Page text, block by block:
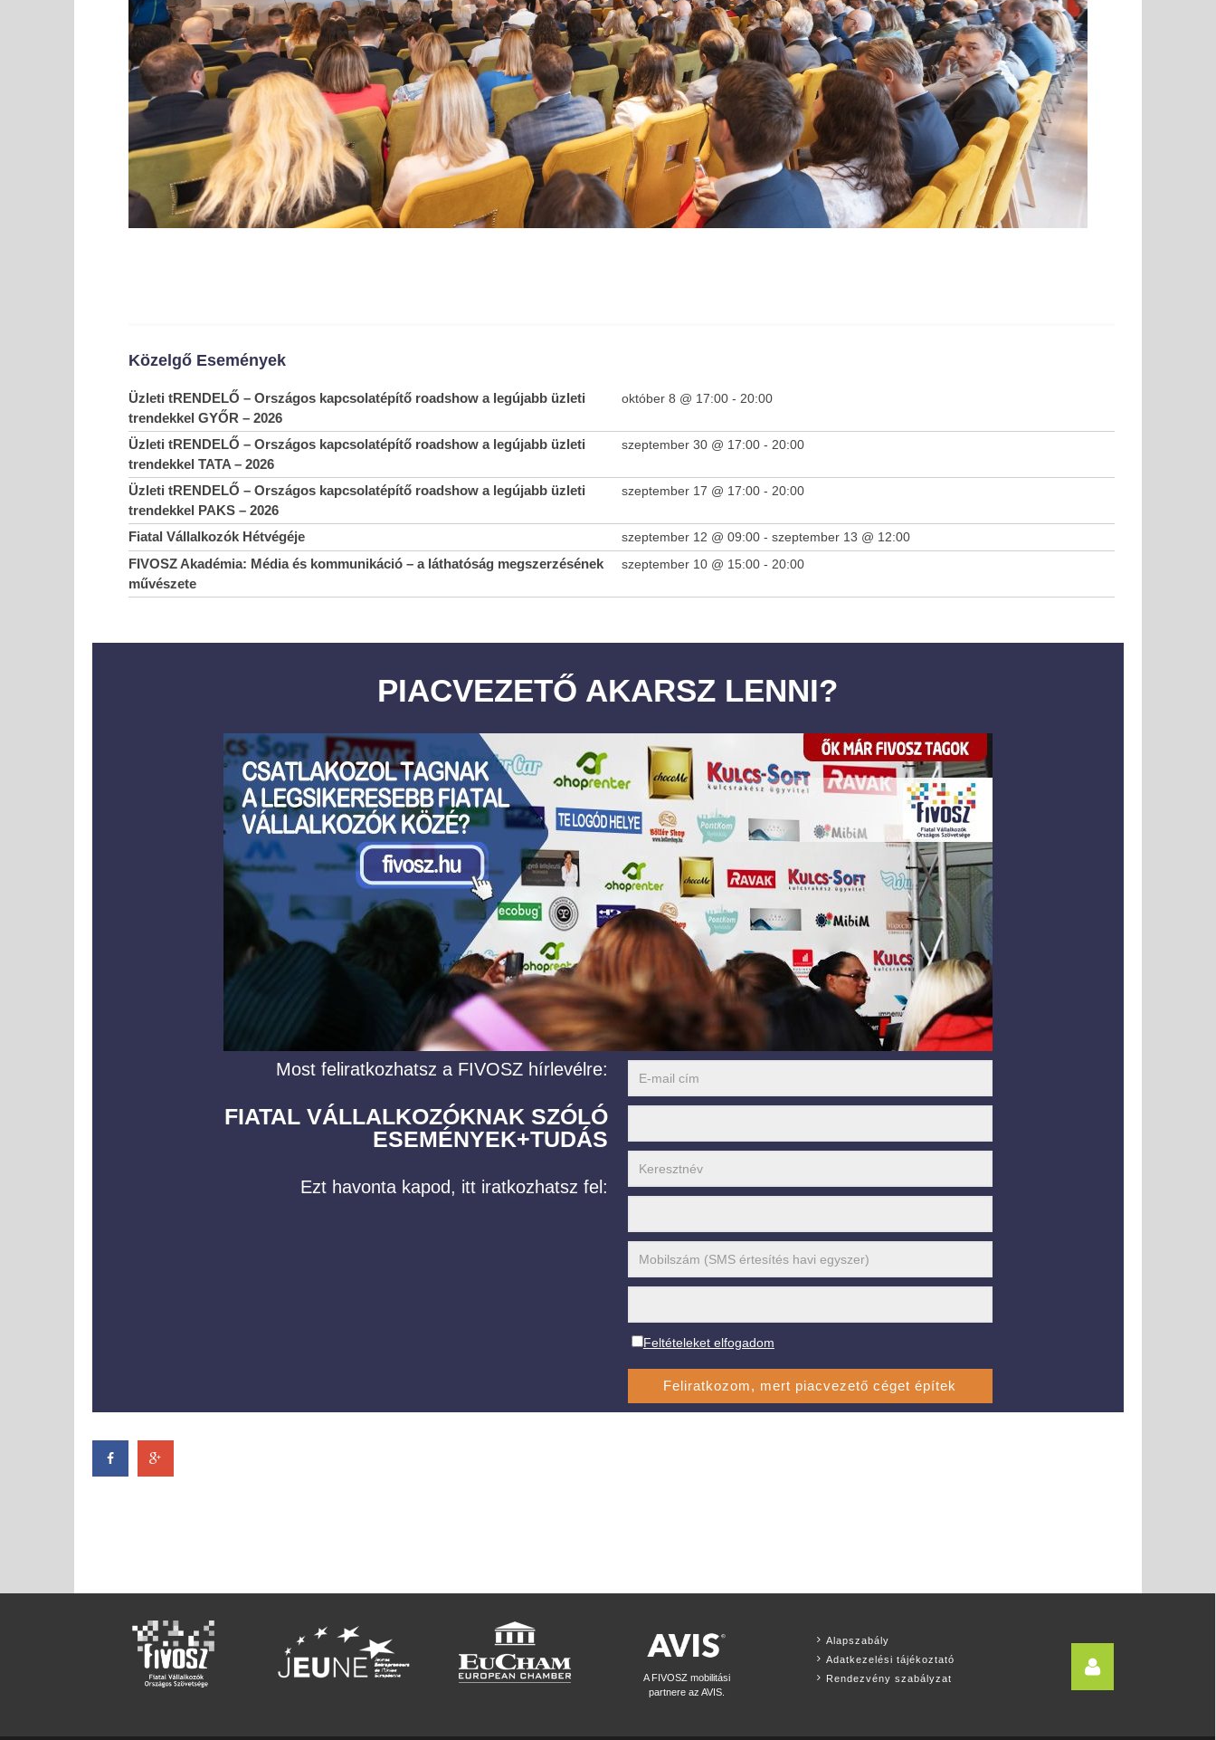
Közelgő Események
Üzleti tRENDELŐ – Országos kapcsolatépítő roadshow a legújabb üzleti
trendekkel GYŐR – 2026
október 8 @ 17:00- 20:00
Üzleti tRENDELŐ – Országos kapcsolatépítő roadshow a legújabb üzleti
trendekkel TATA – 2026
szeptember 30 @ 17:00- 20:00
Üzleti tRENDELŐ – Országos kapcsolatépítő roadshow a legújabb üzleti
trendekkel PAKS – 2026
szeptember 17 @ 17:00- 20:00
Fiatal Vállalkozók Hétvégéje szeptember 12 @ 09:00- szeptember 13 @ 12:00
FIVOSZ Akadémia: Média és kommunikáció – a láthatóság megszerzésének
művészete
szeptember 10 @ 15:00- 20:00
PIACVEZETŐ AKARSZ LENNI?
Most feliratkozhatsz a FIVOSZ hírlevélre:
FIATAL VÁLLALKOZÓKNAK SZÓLÓ
ESEMÉNYEK+TUDÁS
Ezt havonta kapod, itt iratkozhatsz fel:
Feltételeket elfogadom
A FIVOSZ mobilitási
partnere az AVIS.
Alapszabály
Adatkezelési tájékoztató
Rendezvény szabályzat